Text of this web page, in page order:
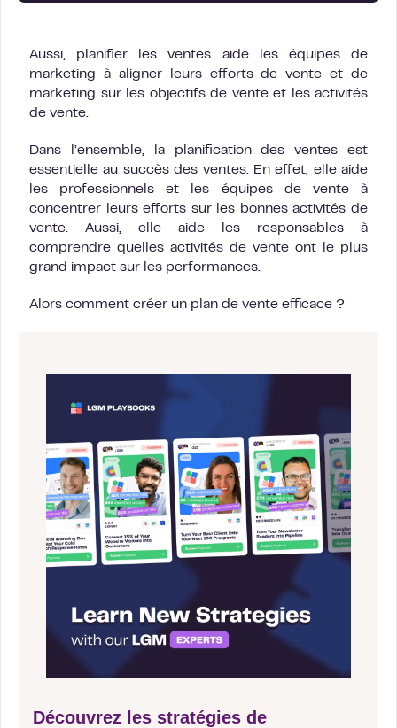
Aussi, planifier les ventes aide les équipes de
marketing à aligner leurs efforts de vente et de
marketing sur les objectifs de vente et les activités
de vente.
Dans l’ensemble, la planification des ventes est
essentielle au succès des ventes. En effet, elle aide
les professionnels et les équipes de vente à
concentrer leurs efforts sur les bonnes activités de
vente. Aussi, elle aide les responsables à
comprendre quelles activités de vente ont le plus
grand impact sur les performances.
Alors comment créer un plan de vente efficace ?
Découvrez les stratégies de